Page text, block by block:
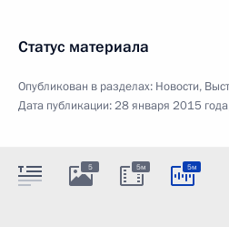
Статус материала
Опубликован в разделах: Новости,
Дата публикации:28 января 2015
5 5м 5м